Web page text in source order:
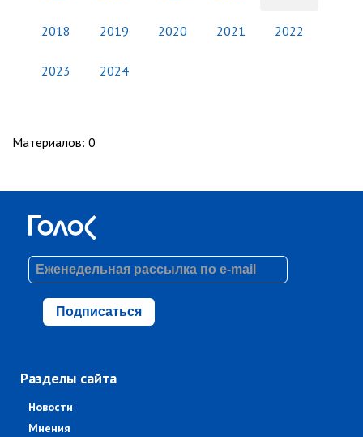
2018 2019 2020 2021 2022
2023 2024
Материалов: 0
Подписаться
Разделы сайта
Новости
Мнения